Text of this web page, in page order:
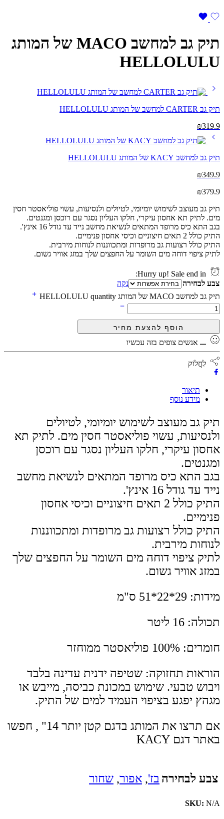
תיק גב למחשב MACO של המותג
HELLOLULU
תיק גב CARTER למחשב של המותג HELLOLULU
₪319.9
תיק גב למחשב KACY של המותג HELLOLULU
₪349.9
₪379.9
תיק גב מעוצב לשימוש יומיומי, לטיולים ולנסיעות, עשוי פוליאסטר חסין
מים. לתיק תא אחסון עיקרי, חלקו העליון נסגר עם רוכסן ומגנטים.
בגב התא כיס מרופד המתאים לנשיאת מחשב נייד עד גודל 16 אינץ'.
התיק כולל 2 תאים חיצוניים וכיסי אחסון פנימיים.
התיק כולל רצועות גב מרופדות ומתכווננות לנוחות מירבית.
לתיק ציפוי דוחה מים השומר על החפצים שלך במזג אוויר גשום.
צבע לבחירה
נקה
תיק גב למחשב MACO של המותג HELLOLULU quantity
... אנשים צופים בזה עכשיו
לַחֲלוֹק
תיאור
מידע נוסף
תיק גב מעוצב לשימוש יומיומי, לטיולים
ולנסיעות, עשוי פוליאסטר חסין מים. לתיק תא
אחסון עיקרי, חלקו העליון נסגר עם רוכסן
ומגנטים.
בגב התא כיס מרופד המתאים לנשיאת מחשב
נייד עד גודל 16 אינץ'.
התיק כולל 2 תאים חיצוניים וכיסי אחסון
פנימיים.
התיק כולל רצועות גב מרופדות ומתכווננות
לנוחות מירבית.
לתיק ציפוי דוחה מים השומר על החפצים שלך
במזג אוויר גשום.
מידות: 29*22*51 ס"מ
תכולה: 16 ליטר
חומרים: 100% פוליאסטר ממוחזר
הוראות תחזוקה: שטיפה ידנית עדינה בלבד
ויבוש טבעי. שימוש במכונת כביסה, מייבש או
מגהץ יפגע בציפוי העמיד למים של התיק.
אם תרצו את המותג בדגם קטן יותר 14" , חפשו
באתר דגם KACY
צבע לבחירה בז', אפור, שחור
SKU: N/A